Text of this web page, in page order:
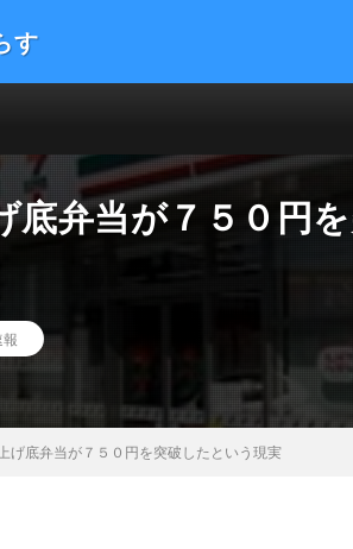
す
ム サイエンス マネー 海外の反応
弁当が７５０円
報
げ底弁当が７５０円を突破したという現実